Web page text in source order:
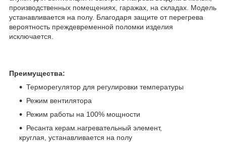
производственных помещениях, гаражах, на складах. Модель
устанавливается на полу. Благодаря защите от перегрева
вероятность преждевременной поломки изделия
исключается.
Преимущества:
Терморегулятор для регулировки температуры
Режим вентилятора
Режим работы на 100% мощности
Ресанта керам.нагревательный элемент,
круглая, устанавливается на полу